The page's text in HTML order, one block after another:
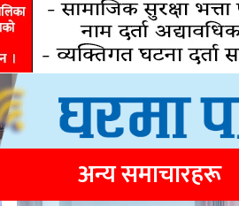
अन्य समाचारहरू